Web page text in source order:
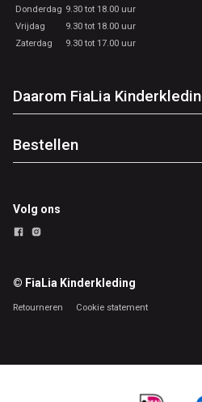
Donderdag 9.30 tot 18.00 uur
Vrijdag
9.30 tot 18.00 uur
Zaterdag
9.30 tot 17.00 uur
Daarom FiaLia
Bestellen
Volg ons
© FiaLia Kinderkleding
Retourneren Cookie statement